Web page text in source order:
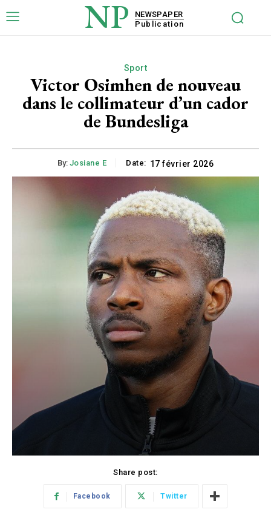
NP
NEWSPAPER
Publication
Sport
Victor Osimhen de nouveau
dans le collimateur d’un cador
de Bundesliga
By: Josiane E Date: 17 février 2026
Share post:
Facebook Twitter